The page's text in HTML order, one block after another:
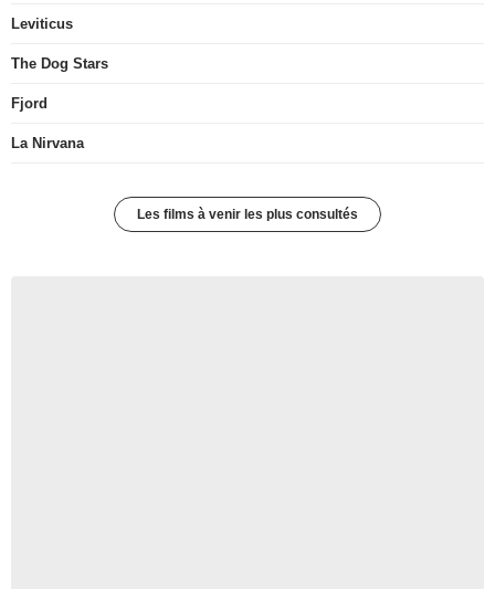
Leviticus
The Dog Stars
Fjord
La Nirvana
Les films à venir les plus consultés